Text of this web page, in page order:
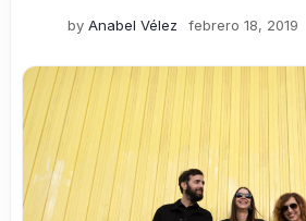
by Anabel Vélez febrero 18, 2019